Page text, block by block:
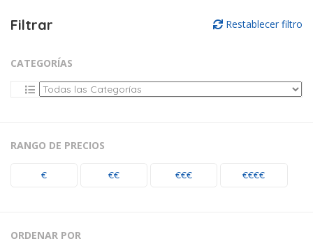
Filtrar Restablecer filtro
CATEGORÍAS
RANGO DE PRECIOS
€ €€ €€€ €€€€
ORDENAR POR